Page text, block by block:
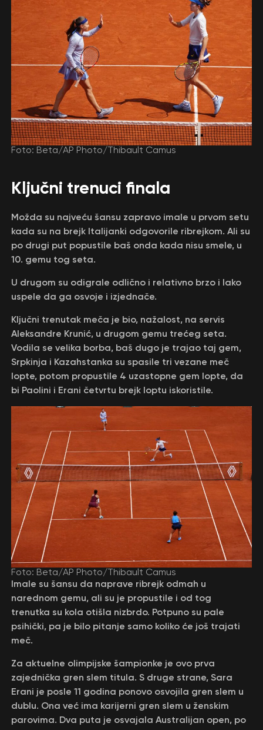
Foto: Beta/AP Photo/Thibault Camus
Ključni trenuci finala
Možda su najveću šansu zapravo imale u prvom setu
kada su na brejk Italijanki odgovorile ribrejkom. Ali su
po drugi put popustile baš onda kada nisu smele, u
10. gemu tog seta.
U drugom su odigrale odlično i relativno brzo i lako
uspele da ga osvoje i izjednače.
Ključni trenutak meča je bio, nažalost, na servis
Aleksandre Krunić, u drugom gemu trećeg seta.
Vodila se velika borba, baš dugo je trajao taj gem,
Srpkinja i Kazahstanka su spasile tri vezane meč
lopte, potom propustile 4 uzastopne gem lopte, da
bi Paolini i Erani četvrtu brejk loptu iskoristile.
Foto: Beta/AP Photo/Thibault Camus
Imale su šansu da naprave ribrejk odmah u
narednom gemu, ali su je propustile i od tog
trenutka su kola otišla nizbrdo. Potpuno su pale
psihički, pa je bilo pitanje samo koliko će još trajati
meč.
Za aktuelne olimpijske šampionke je ovo prva
zajednička gren slem titula. S druge strane, Sara
Erani je posle 11 godina ponovo osvojila gren slem u
dublu. Ona već ima karijerni gren slem u ženskim
parovima. Dva puta je osvajala Australijan open, po